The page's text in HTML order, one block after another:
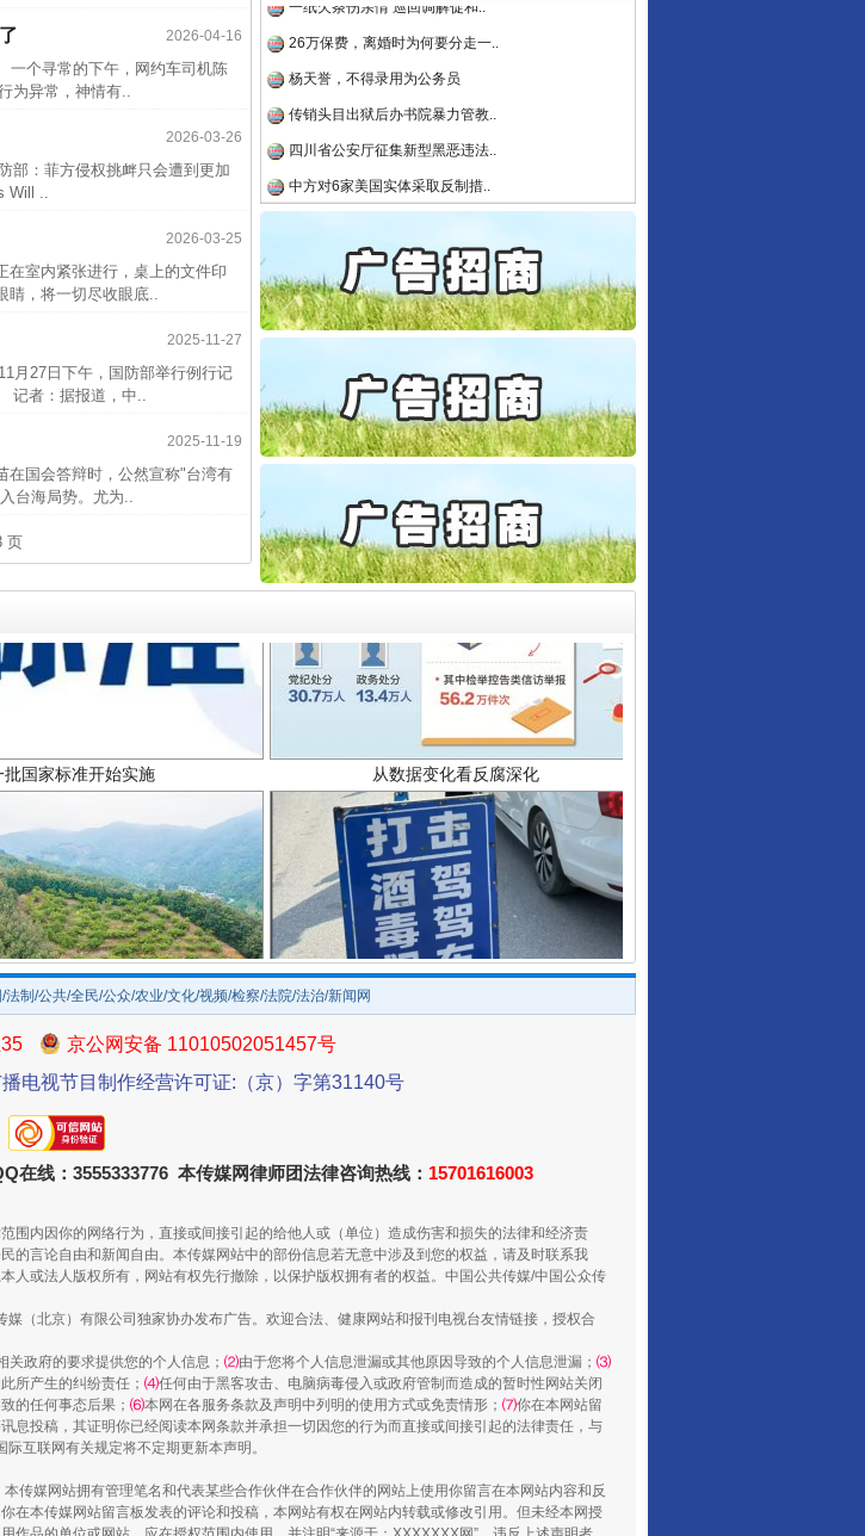
2026-04-16
个寻常的下午，网约车司机陈
为异常，神情有..
2026-03-26
：菲方侵权挑衅只会遭到更加
Will ..
2026-03-25
室内紧张进行，桌上的文件印
睛，将一切尽收眼底..
2025-11-27
27日下午，国防部举行例行记
记者：据报道，中..
2025-11-19
国会答辩时，公然宣称"台湾有
台海局势。尤为..
页
26万保费，离婚时为何要分走一..
杨天誉，不得录用为公务员
传销头目出狱后办书院暴力管教..
四川省公安厅征集新型黑恶违法..
中方对6家美国实体采取反制措..
中国发起首例对外贸易国家安全..
从“无产可执”到“全额执行”
最高检抗诉的疑难复杂刑事案件
事故致5死1伤，四川省安委会挂..
近期涉私家车群死群伤事故多发..
半生相守，一别两宽：这场老年..
一纸欠条伤亲情 巡回调解促和..
杨天誉，不得录用为公务员
传销头目出狱后办书院暴力管教..
四川省公安厅征集新型黑恶违法..
中国发起首例对外贸易国家安全..
官方通报西安赛格商场坠亡事件
最高检抗诉的疑难复杂刑事案件
事故致5死1伤，四川省安委会挂..
伤亲情 巡回调解促和解.. 行业协会接连发公告
批国家标准开始实施 从数据变化看反腐深化
以产业富民促振兴 酒驾未被当场查获能处罚吗
/法制/公共/全民/公众/农业/文化/视频/检察/法院/法治/新闻网
京公网安备 11010502051457号
播电视节目制作经营许可证:（京）字第31140号
在线：3555333776 本传媒网律师团法律咨询热线： 15701616003
围内因你的网络行为，直接或间接引起的给他人或（单位）造成伤害和损失的法律和经济责
的言论自由和新闻自由。本传媒网站中的部份信息若无意中涉及到您的权益，请及时联系我
人或法人版权所有，网站有权先行撤除，以保护版权拥有者的权益。中国公共传媒/中国公众传
（北京）有限公司独家协办发布广告。欢迎合法、健康网站和报刊电视台友情链接，授权合
关政府的要求提供您的个人信息； ⑵由于您将个人信息泄漏或其他原因导致的个人信息泄漏； ⑶
所产生的纠纷责任； ⑷任何由于黑客攻击、电脑病毒侵入或政府管制而造成的暂时性网站关闭
的任何事态后果； ⑹本网在各服务条款及声明中列明的使用方式或免责情形； ⑺你在本网站留
息投稿，其证明你已经阅读本网条款并承担一切因您的行为而直接或间接引起的法律责任，与
互联网有关规定将不定期更新本声明。
传媒网站拥有管理笔名和代表某些合作伙伴在合作伙伴的网站上使用你留言在本网站内容和反
在本传媒网站留言板发表的评论和投稿，本网站有权在网站内转载或修改引用。但未经本网授